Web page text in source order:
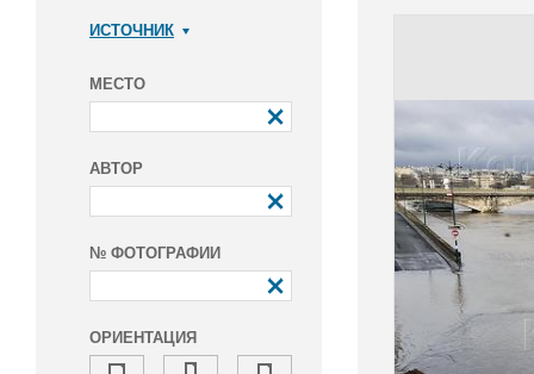
ИСТОЧНИК
МЕСТО
АВТОР
№ ФОТОГРАФИИ
ОРИЕНТАЦИЯ